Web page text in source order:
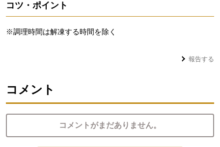
コツ・ポイント
※調理時間は解凍する時間を除く
報告する
コメント
コメントがまだありません。